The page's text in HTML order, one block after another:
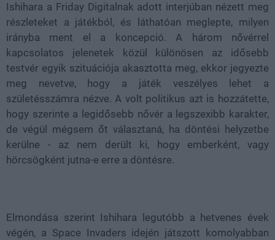
Ishihara a Friday Digitalnak adott interjúban nézett meg
részleteket a játékból, és láthatóan meglepte, milyen
irányba ment el a koncepció. A három nővérrel
kapcsolatos jelenetek közül különösen az idősebb
testvér egyik szituációja akasztotta meg, ekkor jegyezte
meg nevetve, hogy a játék veszélyes lehet a
születésszámra nézve. A volt politikus azt is hozzátette,
hogy szerinte a legidősebb nővér a legszexibb karakter,
de végül mégsem őt választaná, ha döntési helyzetbe
kerülne - az nem derült ki, hogy emberként, vagy
hörcsögként jutna-e erre a döntésre.
Elmondása szerint Ishihara legutóbb a hetvenes évek
végén, a Space Invaders idején játszott komolyabban